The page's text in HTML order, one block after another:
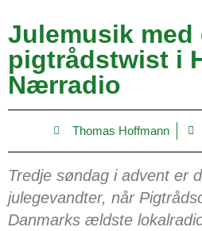
Julemusik med
pigtrådstwist i
Nærradio
Thomas Hoffmann
Tredje søndag i advent er
julegevandter, når
Danmarks ældste